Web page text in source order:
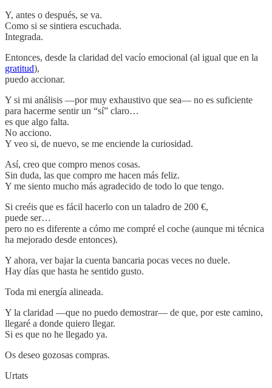
Y, antes o después, se va.
Como si se sintiera escuchada.
Integrada.
Entonces, desde la claridad del vacío emocional (al igual que en la
gratitud),
puedo accionar.
Y si mi análisis —por muy exhaustivo que sea— no es suficiente
para hacerme sentir un “sí” claro…
es que algo falta.
No acciono.
Y veo si, de nuevo, se me enciende la curiosidad.
Así, creo que compro menos cosas.
Sin duda, las que compro me hacen más feliz.
Y me siento mucho más agradecido de todo lo que tengo.
Si creéis que es fácil hacerlo con un taladro de 200 €,
puede ser…
pero no es diferente a cómo me compré el coche (aunque mi técnica
ha mejorado desde entonces).
Y ahora, ver bajar la cuenta bancaria pocas veces no duele.
Hay días que hasta he sentido gusto.
Toda mi energía alineada.
Y la claridad —que no puedo demostrar— de que, por este camino,
llegaré a donde quiero llegar.
Si es que no he llegado ya.
Os deseo gozosas compras.
Urtats